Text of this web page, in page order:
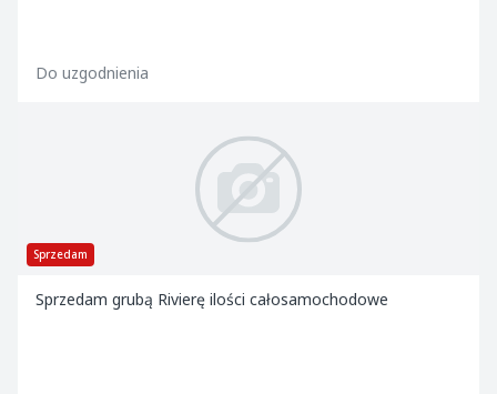
Do uzgodnienia
Sprzedam
Sprzedam grubą Rivierę ilości całosamochodowe